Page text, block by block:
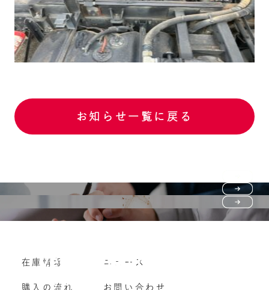
お知らせ一覧に戻る
購入の流れ
よくいただくご質問
Vehicle purchase
車両買い取り
在庫情報
購入の流れ
ニュース
お問い合わせ